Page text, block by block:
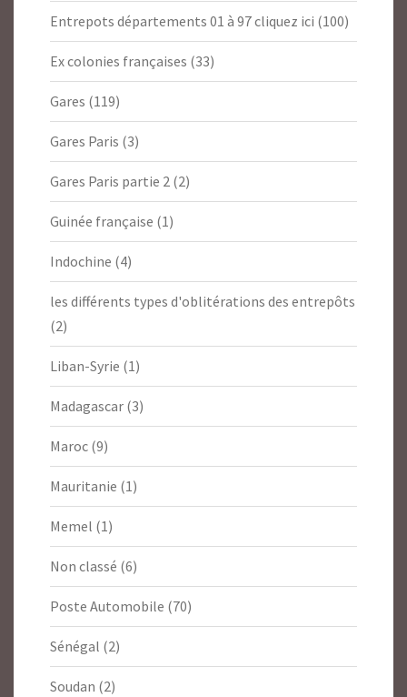
Entrepots départements 01 à 97 cliquez ici (100)
Ex colonies françaises (33)
Gares (119)
Gares Paris (3)
Gares Paris partie 2 (2)
Guinée française (1)
Indochine (4)
les différents types d'oblitérations des entrepôts
(2)
Liban-Syrie (1)
Madagascar (3)
Maroc (9)
Mauritanie (1)
Memel (1)
Non classé (6)
Poste Automobile (70)
Sénégal (2)
Soudan (2)